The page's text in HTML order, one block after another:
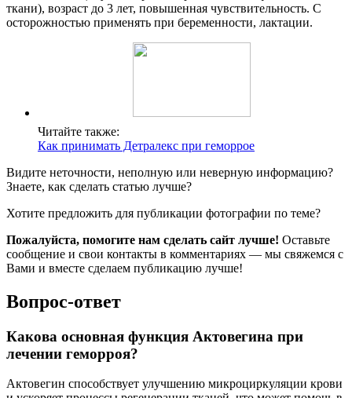
ткани), возраст до 3 лет, повышенная чувствительность. С
осторожностью применять при беременности, лактации.
Читайте также:
Как принимать Детралекс при геморрое
Видите неточности, неполную или неверную информацию?
Знаете, как сделать статью лучше?
Хотите предложить для публикации фотографии по теме?
Пожалуйста, помогите нам сделать сайт лучше! Оставьте
сообщение и свои контакты в комментариях — мы свяжемся с
Вами и вместе сделаем публикацию лучше!
Вопрос-ответ
Какова основная функция Актовегина при
лечении геморроя?
Актовегин способствует улучшению микроциркуляции крови